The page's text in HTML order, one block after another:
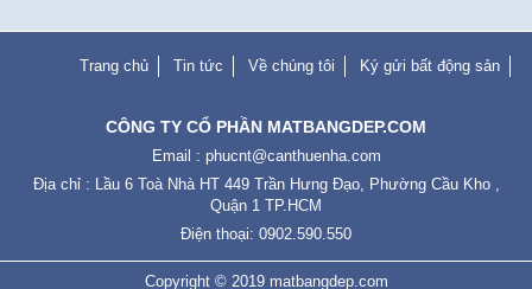
Trang chủ Tin tức Về chúng tôi Ký gửi bất động sản
CÔNG TY CỔ PHẦN MATBANGDEP.COM
Email : phucnt@canthuenha.com
Địa chỉ : Lầu 6 Toà Nhà HT 449 Trần Hưng Đạo, Phường Cầu Kho ,
Quận 1 TP.HCM
Điện thoại: 0902.590.550
Copyright © 2019 matbangdep.com